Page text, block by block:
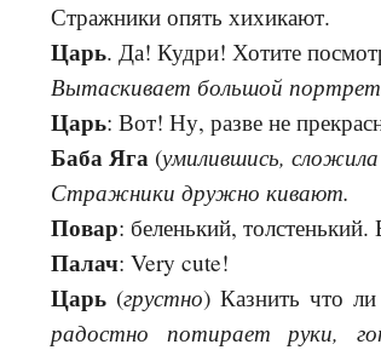
Стражники опять хихикают.
Царь. Да! Кудри! Хотите
Вытаскивает большой портрет
Царь: Вот! Ну, разве не
Баба Яга (умилившись,
Стражники дружно кивают.
Повар: беленький,
Палач: Very cute!
Царь (грустно) Казнить что
радостно потирает руки,